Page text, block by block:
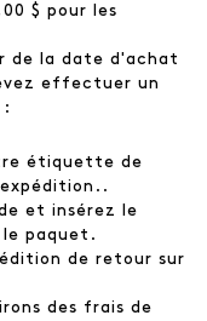
$ pour les
de la date d'achat
effectuer un
:
étiquette de
et insérez le
le paquet.
de retour sur
des frais de